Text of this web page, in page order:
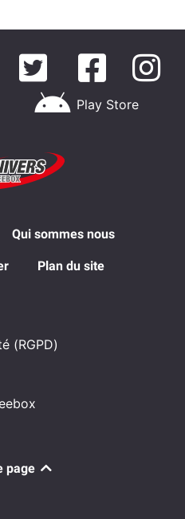
Play Store
Qui sommes nous
Plan du site
(RGPD)
page